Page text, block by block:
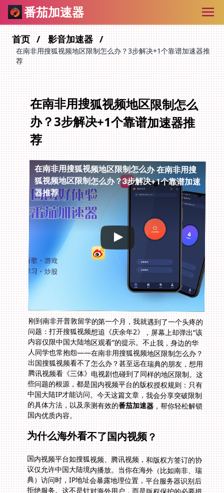
番茄加速器
首页 影音加速器
在南非用搜狐视频地区限制怎么办？3步解决+1个靠谱加速器推
荐
在南非用搜狐视频地区限制怎么
办？3步解决+1个靠谱加速器推
荐
在南非用搜狐视频地区限制怎么办在南非用搜
狐视频地区限制怎么办？3步解决+1个靠谱加速
器推荐
刚到南非开普敦留学的第一个月，我就遇到了一个头疼的
问题：打开搜狐视频想追《庆余年2》，屏幕上却弹出“该
内容仅限中国大陆地区观看”的提示。不止我，身边的华
人同学也常抱怨——在南非用搜狐视频地区限制怎么办？
出国搜狐视频看不了怎么办？甚至远在瑞典的朋友，想用
腾讯视频看《三体》电视剧也碰到了同样的地区限制。这
些问题的根源，都是国内视频平台的版权授权规则：只有
中国大陆IP才能访问。今天这篇文章，我会分享突破限制
的具体方法，以及亲测有效的番茄加速器，帮你轻松解锁
国内优质内容。
为什么海外看不了国内视频？
国内视频平台如搜狐视频、腾讯视频，和版权方签订的协
议仅允许中国大陆境内播放。当你在海外（比如南非、瑞
典）访问时，IP地址会暴露地理位置，平台服务器识别后
拒绝服务。这不是针对海外用户，而是版权保护的必要措
施。比如在南非用搜狐视频，你的IP显示在非洲，系统直
接拦截；在瑞典用腾讯视频，同理被识别为欧洲IP，无法